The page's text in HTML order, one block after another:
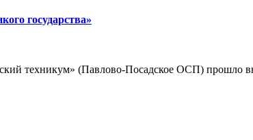
государства»
техникум» (Павлово-Посадское ОСП) прошло